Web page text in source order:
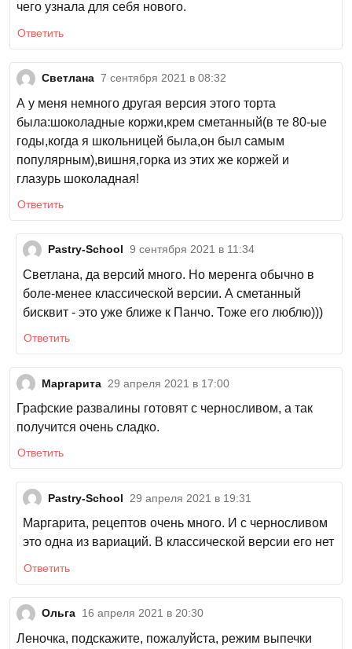
чего узнала для себя нового.
Ответить
Светлана 7 сентября 2021 в 08:32
А у меня немного другая версия этого торта
была:шоколадные коржи,крем сметанный(в те 80-ые
годы,когда я школьницей была,он был самым
популярным),вишня,горка из этих же коржей и
глазурь шоколадная!
Ответить
Pastry-School 9 сентября 2021 в 11:34
Светлана, да версий много. Но меренга обычно в
боле-менее классической версии. А сметанный
бисквит - это уже ближе к Панчо. Тоже его люблю)))
Ответить
Маргарита 29 апреля 2021 в 17:00
Графские развалины готовят с черносливом, а так
получится очень сладко.
Ответить
Pastry-School 29 апреля 2021 в 19:31
Маргарита, рецептов очень много. И с черносливом
это одна из вариаций. В классической версии его нет
Ответить
Ольга 16 апреля 2021 в 20:30
Леночка, подскажите, пожалуйста, режим выпечки